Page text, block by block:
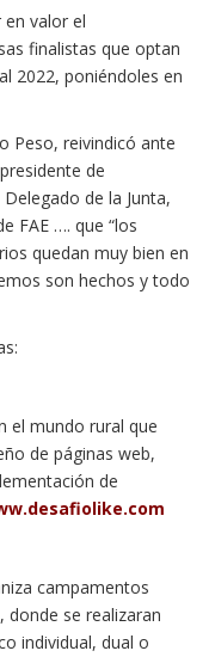
valor el
finalistas que optan
2022, poniéndoles en
Peso, reivindicó ante
de
de la Junta,
FAE …. que “los
quedan muy bien en
son hechos y todo
el mundo rural que
de páginas web,
de
campamentos
donde se realizaran
individual, dual o